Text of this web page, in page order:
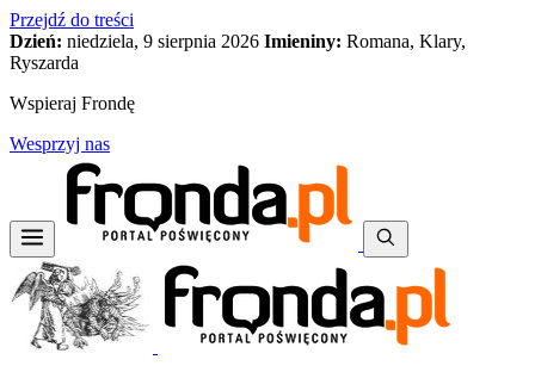
Przejdź do treści
Dzień: niedziela, 9 sierpnia 2026 Imieniny: Romana, Klary,
Ryszarda
Wspieraj Frondę
Wesprzyj nas